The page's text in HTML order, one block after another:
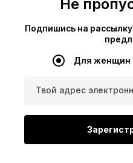
Не
Подпишись на
Для женщин
Твой адрес